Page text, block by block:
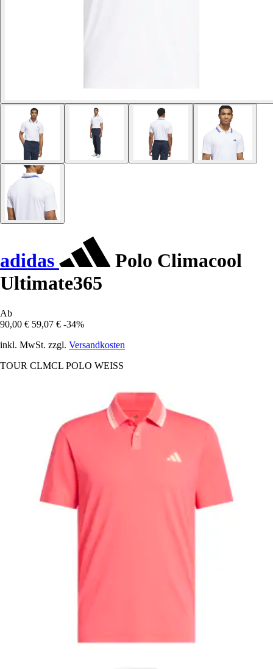
adidas
Polo Climacool
Ultimate365
Ab
90,00 € 59,07 € -34%
inkl. MwSt. zzgl. Versandkosten
TOUR CLMCL POLO WEISS